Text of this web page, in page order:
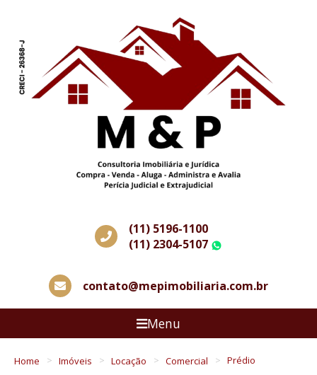
(11) 5196-1100
(11) 2304-5107
contato@mepimobiliaria.com.br
Menu
Home Imóveis Locação Comercial Prédio